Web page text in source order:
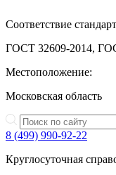
Соответствие
ГОСТ 32609-2014,
Местоположение:
Московская область
8 (499) 990-92-22
Круглосуточная